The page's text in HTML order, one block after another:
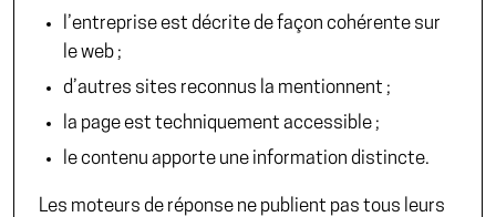
l’entreprise est décrite de façon cohérente sur
le web ;
d’autres sites reconnus la mentionnent ;
la page est techniquement accessible ;
le contenu apporte une information distincte.
Les moteurs de réponse ne publient pas tous leurs